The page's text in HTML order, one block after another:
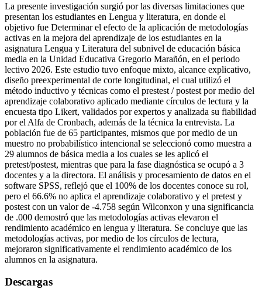
La presente investigación surgió por las diversas limitaciones que
presentan los estudiantes en Lengua y literatura, en donde el
objetivo fue Determinar el efecto de la aplicación de metodologías
activas en la mejora del aprendizaje de los estudiantes en la
asignatura Lengua y Literatura del subnivel de educación básica
media en la Unidad Educativa Gregorio Marañón, en el periodo
lectivo 2026. Este estudio tuvo enfoque mixto, alcance explicativo,
diseño preexperimental de corte longitudinal, el cual utilizó el
método inductivo y técnicas como el prestest / postest por medio del
aprendizaje colaborativo aplicado mediante círculos de lectura y la
encuesta tipo Likert, validados por expertos y analizada su fiabilidad
por el Alfa de Cronbach, además de la técnica la entrevista. La
población fue de 65 participantes, mismos que por medio de un
muestro no probabilístico intencional se seleccionó como muestra a
29 alumnos de básica media a los cuales se les aplicó el
pretest/postest, mientras que para la fase diagnóstica se ocupó a 3
docentes y a la directora. El análisis y procesamiento de datos en el
software SPSS, reflejó que el 100% de los docentes conoce su rol,
pero el 66.6% no aplica el aprendizaje colaborativo y el pretest y
postest con un valor de -4.758 según Wilconxon y una significancia
de .000 demostró que las metodologías activas elevaron el
rendimiento académico en lengua y literatura. Se concluye que las
metodologías activas, por medio de los círculos de lectura,
mejoraron significativamente el rendimiento académico de los
alumnos en la asignatura.
Descargas